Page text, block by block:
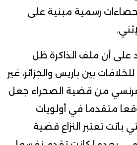
إحصاءات رسمية مبنية على
على أن ملف الذاكرة ظل
بين باريس والجزائر، غير
من قضية الصحراء جعل
متقدما في أولويات
باتت تعتبر النزاع قضية